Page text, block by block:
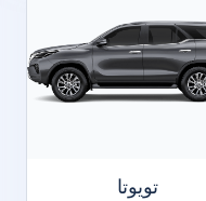
تويوتا